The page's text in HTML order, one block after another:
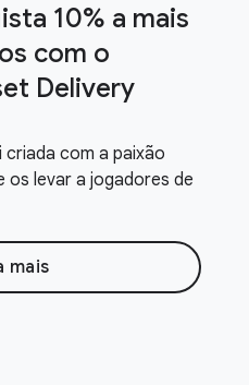
10% a mais
com o
Delivery
com a paixão
os levar a jogadores de
mais